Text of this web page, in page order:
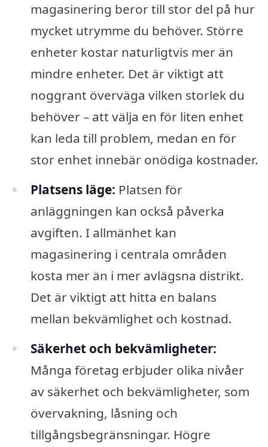
magasinering beror till stor del på hur
mycket utrymme du behöver. Större
enheter kostar naturligtvis mer än
mindre enheter. Det är viktigt att
noggrant överväga vilken storlek du
behöver – att välja en för liten enhet
kan leda till problem, medan en för
stor enhet innebär onödiga kostnader.
Platsens läge: Platsen för
anläggningen kan också påverka
avgiften. I allmänhet kan
magasinering i centrala områden
kosta mer än i mer avlägsna distrikt.
Det är viktigt att hitta en balans
mellan bekvämlighet och kostnad.
Säkerhet och bekvämligheter:
Många företag erbjuder olika nivåer
av säkerhet och bekvämligheter, som
övervakning, låsning och
tillgångsbegränsningar. Högre